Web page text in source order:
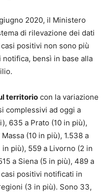
2020, il Ministero
di rilevazione dei dati
positivi non sono più
bensì in base alla
territorio con la variazione
complessivi ad oggi a
635 a Prato (10 in più),
(10 in più), 1.538 a
in più), 559 a Livorno (2 in
a Siena (5 in più), 489 a
positivi notificati in
(3 in più). Sono 33,